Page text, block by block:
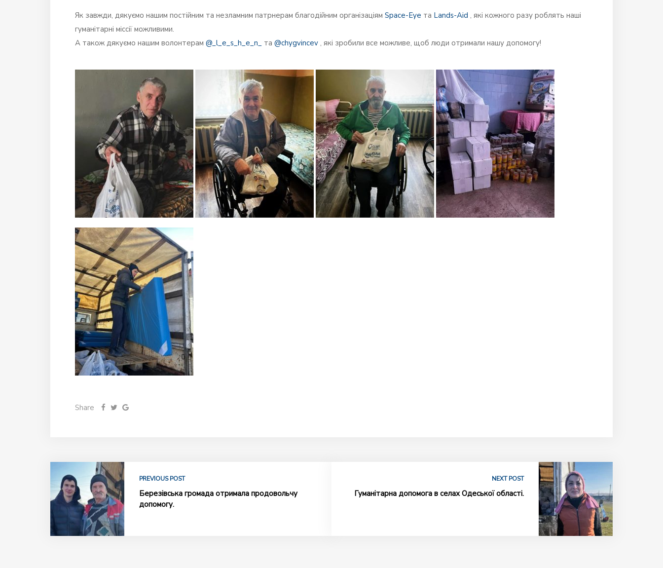
Як завжди, дякуємо нашим постійним та незламним патрнерам благодійним організаціям Space-Eye та Lands-Aid , які кожного разу роблять наші
гуманітарні міссії можливими.
А також дякуємо нашим волонтерам @_l_e_s_h_e_n_ та @chygvincev , які зробили все можливе, щоб люди отримали нашу допомогу!
Share
PREVIOUS POST
Березівська громада отримала продовольчу
допомогу.
NEXT POST
Гуманітарна допомога в селах Одеської області.